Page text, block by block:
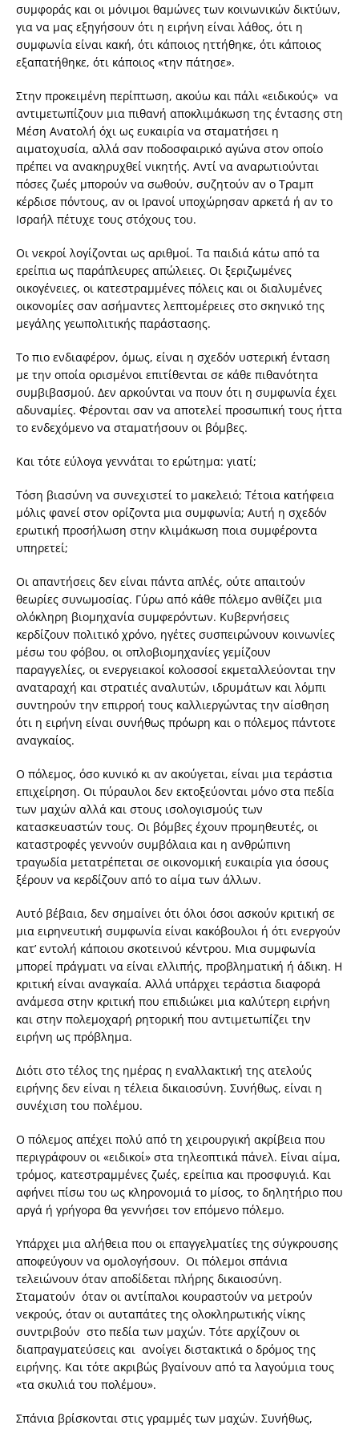
συμφοράς και οι μόνιμοι θαμώνες των κοινωνικών δικτύων,
για να μας εξηγήσουν ότι η ειρήνη είναι λάθος, ότι η
συμφωνία είναι κακή, ότι κάποιος ηττήθηκε, ότι κάποιος
εξαπατήθηκε, ότι κάποιος «την πάτησε».
Στην προκειμένη περίπτωση, ακούω και πάλι «ειδικούς» να
αντιμετωπίζουν μια πιθανή αποκλιμάκωση της έντασης στη
Μέση Ανατολή όχι ως ευκαιρία να σταματήσει η
αιματοχυσία, αλλά σαν ποδοσφαιρικό αγώνα στον οποίο
πρέπει να ανακηρυχθεί νικητής. Αντί να αναρωτιούνται
πόσες ζωές μπορούν να σωθούν, συζητούν αν ο Τραμπ
κέρδισε πόντους, αν οι Ιρανοί υποχώρησαν αρκετά ή αν το
Ισραήλ πέτυχε τους στόχους του.
Οι νεκροί λογίζονται ως αριθμοί. Τα παιδιά κάτω από τα
ερείπια ως παράπλευρες απώλειες. Οι ξεριζωμένες
οικογένειες, οι κατεστραμμένες πόλεις και οι διαλυμένες
οικονομίες σαν ασήμαντες λεπτομέρειες στο σκηνικό της
μεγάλης γεωπολιτικής παράστασης.
Το πιο ενδιαφέρον, όμως, είναι η σχεδόν υστερική ένταση
με την οποία ορισμένοι επιτίθενται σε κάθε πιθανότητα
συμβιβασμού. Δεν αρκούνται να πουν ότι η συμφωνία έχει
αδυναμίες. Φέρονται σαν να αποτελεί προσωπική τους ήττα
το ενδεχόμενο να σταματήσουν οι βόμβες.
Και τότε εύλογα γεννάται το ερώτημα: γιατί;
Τόση βιασύνη να συνεχιστεί το μακελειό; Τέτοια κατήφεια
μόλις φανεί στον ορίζοντα μια συμφωνία; Αυτή η σχεδόν
ερωτική προσήλωση στην κλιμάκωση ποια συμφέροντα
υπηρετεί;
Οι απαντήσεις δεν είναι πάντα απλές, ούτε απαιτούν
θεωρίες συνωμοσίας. Γύρω από κάθε πόλεμο ανθίζει μια
ολόκληρη βιομηχανία συμφερόντων. Κυβερνήσεις
κερδίζουν πολιτικό χρόνο, ηγέτες συσπειρώνουν κοινωνίες
μέσω του φόβου, οι οπλοβιομηχανίες γεμίζουν
παραγγελίες, οι ενεργειακοί κολοσσοί εκμεταλλεύονται την
αναταραχή και στρατιές αναλυτών, ιδρυμάτων και λόμπι
συντηρούν την επιρροή τους καλλιεργώντας την αίσθηση
ότι η ειρήνη είναι συνήθως πρόωρη και ο πόλεμος πάντοτε
αναγκαίος.
Ο πόλεμος, όσο κυνικό κι αν ακούγεται, είναι μια τεράστια
επιχείρηση. Οι πύραυλοι δεν εκτοξεύονται μόνο στα πεδία
των μαχών αλλά και στους ισολογισμούς των
κατασκευαστών τους. Οι βόμβες έχουν προμηθευτές, οι
καταστροφές γεννούν συμβόλαια και η ανθρώπινη
τραγωδία μετατρέπεται σε οικονομική ευκαιρία για όσους
ξέρουν να κερδίζουν από το αίμα των άλλων.
Αυτό βέβαια, δεν σημαίνει ότι όλοι όσοι ασκούν κριτική σε
μια ειρηνευτική συμφωνία είναι κακόβουλοι ή ότι ενεργούν
κατ’ εντολή κάποιου σκοτεινού κέντρου. Μια συμφωνία
μπορεί πράγματι να είναι ελλιπής, προβληματική ή άδικη. Η
κριτική είναι αναγκαία. Αλλά υπάρχει τεράστια διαφορά
ανάμεσα στην κριτική που επιδιώκει μια καλύτερη ειρήνη
και στην πολεμοχαρή ρητορική που αντιμετωπίζει την
ειρήνη ως πρόβλημα.
Διότι στο τέλος της ημέρας η εναλλακτική της ατελούς
ειρήνης δεν είναι η τέλεια δικαιοσύνη. Συνήθως, είναι η
συνέχιση του πολέμου.
Ο πόλεμος απέχει πολύ από τη χειρουργική ακρίβεια που
περιγράφουν οι «ειδικοί» στα τηλεοπτικά πάνελ. Είναι αίμα,
τρόμος, κατεστραμμένες ζωές, ερείπια και προσφυγιά. Και
αφήνει πίσω του ως κληρονομιά το μίσος, το δηλητήριο που
αργά ή γρήγορα θα γεννήσει τον επόμενο πόλεμο.
Υπάρχει μια αλήθεια που οι επαγγελματίες της σύγκρουσης
αποφεύγουν να ομολογήσουν. Οι πόλεμοι σπάνια
τελειώνουν όταν αποδίδεται πλήρης δικαιοσύνη.
Σταματούν όταν οι αντίπαλοι κουραστούν να μετρούν
νεκρούς, όταν οι αυταπάτες της ολοκληρωτικής νίκης
συντριβούν στο πεδία των μαχών. Τότε αρχίζουν οι
διαπραγματεύσεις και ανοίγει διστακτικά ο δρόμος της
ειρήνης. Και τότε ακριβώς βγαίνουν από τα λαγούμια τους
«τα σκυλιά του πολέμου».
Σπάνια βρίσκονται στις γραμμές των μαχών. Συνήθως,